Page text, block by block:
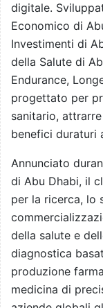
digitale.
Economico di
Investimenti di
della Salute di
Endurance,
progettato per
sanitario,
benefici duraturi
Annunciato
di Abu Dhabi, il
per la ricerca, lo
della salute e
diagnostica
produzione
medicina di